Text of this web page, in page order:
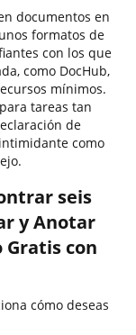
documentos en
formatos de
con los que
como DocHub,
mínimos.
tareas tan
de
como
seis
y Anotar
Gratis con
cómo deseas